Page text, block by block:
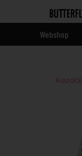
Webshop